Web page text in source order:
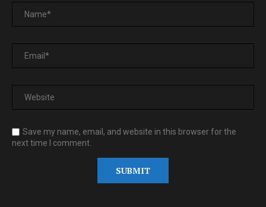
Save my name, email, and website in this browser for the
next time I comment.